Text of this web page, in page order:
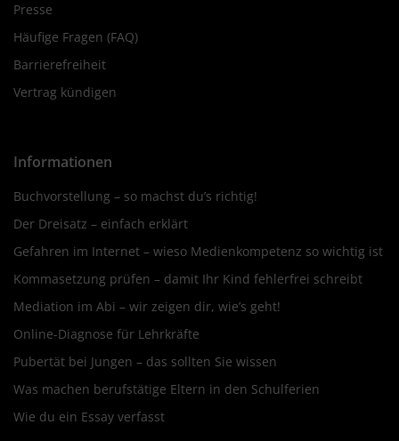
Presse
Häufige Fragen (FAQ)
Barrierefreiheit
Vertrag kündigen
Informationen
Buchvorstellung – so machst du’s richtig!
Der Dreisatz – einfach erklärt
Gefahren im Internet – wieso Medienkompetenz so wichtig ist
Kommasetzung prüfen – damit Ihr Kind fehlerfrei schreibt
Mediation im Abi – wir zeigen dir, wie’s geht!
Online-Diagnose für Lehrkräfte
Pubertät bei Jungen – das sollten Sie wissen
Was machen berufstätige Eltern in den Schulferien
Wie du ein Essay verfasst